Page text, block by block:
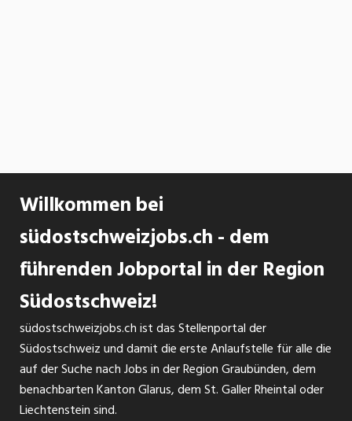
Willkommen bei
südostschweizjobs.ch - dem
führenden Jobportal in der Region
Südostschweiz!
südostschweizjobs.ch ist das Stellenportal der
Südostschweiz und damit die erste Anlaufstelle für alle die
auf der Suche nach Jobs in der Region Graubünden, dem
benachbarten Kanton Glarus, dem St. Galler Rheintal oder
Liechtenstein sind.